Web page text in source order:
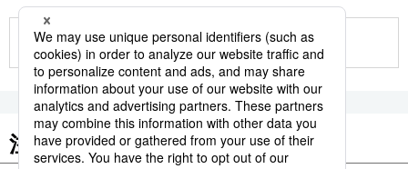
もっと見る
注目のキーワード